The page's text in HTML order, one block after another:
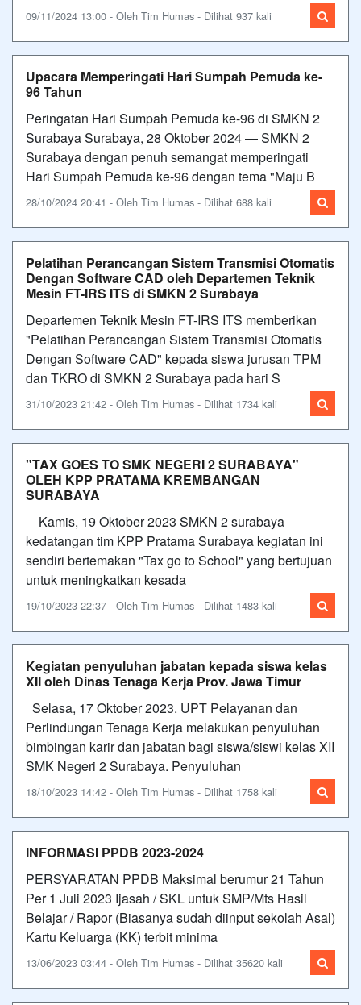
09/11/2024 13:00 - Oleh Tim Humas - Dilihat 937 kali
Upacara Memperingati Hari Sumpah Pemuda ke-
96 Tahun
Peringatan Hari Sumpah Pemuda ke-96 di SMKN 2
Surabaya Surabaya, 28 Oktober 2024 — SMKN 2
Surabaya dengan penuh semangat memperingati
Hari Sumpah Pemuda ke-96 dengan tema "Maju B
28/10/2024 20:41 - Oleh Tim Humas - Dilihat 688 kali
Pelatihan Perancangan Sistem Transmisi Otomatis
Dengan Software CAD oleh Departemen Teknik
Mesin FT-IRS ITS di SMKN 2 Surabaya
Departemen Teknik Mesin FT-IRS ITS memberikan
"Pelatihan Perancangan Sistem Transmisi Otomatis
Dengan Software CAD" kepada siswa jurusan TPM
dan TKRO di SMKN 2 Surabaya pada hari S
31/10/2023 21:42 - Oleh Tim Humas - Dilihat 1734 kali
"TAX GOES TO SMK NEGERI 2 SURABAYA"
OLEH KPP PRATAMA KREMBANGAN
SURABAYA
Kamis, 19 Oktober 2023 SMKN 2 surabaya
kedatangan tim KPP Pratama Surabaya kegiatan ini
sendiri bertemakan "Tax go to School" yang bertujuan
untuk meningkatkan kesada
19/10/2023 22:37 - Oleh Tim Humas - Dilihat 1483 kali
Kegiatan penyuluhan jabatan kepada siswa kelas
XII oleh Dinas Tenaga Kerja Prov. Jawa Timur
Selasa, 17 Oktober 2023. UPT Pelayanan dan
Perlindungan Tenaga Kerja melakukan penyuluhan
bimbingan karir dan jabatan bagi siswa/siswi kelas XII
SMK Negeri 2 Surabaya. Penyuluhan
18/10/2023 14:42 - Oleh Tim Humas - Dilihat 1758 kali
INFORMASI PPDB 2023-2024
PERSYARATAN PPDB Maksimal berumur 21 Tahun
Per 1 Juli 2023 Ijasah / SKL untuk SMP/Mts Hasil
Belajar / Rapor (Biasanya sudah diinput sekolah Asal)
Kartu Keluarga (KK) terbit minima
13/06/2023 03:44 - Oleh Tim Humas - Dilihat 35620 kali